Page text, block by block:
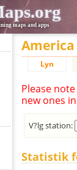
maps and apps
America
Lyn
Please
new ones
V?lg station:
Statistik